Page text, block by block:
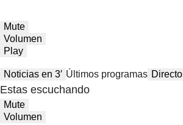
Mute
Volumen
Play
Noticias en 3′ Últimos programas Directo
Estas escuchando
Mute
Volumen